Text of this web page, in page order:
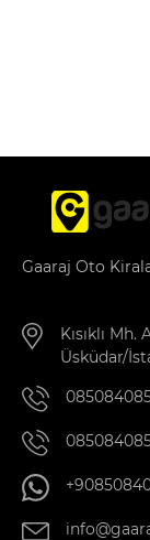
Gaaraj Oto
Kısıklı
Üsküdar/